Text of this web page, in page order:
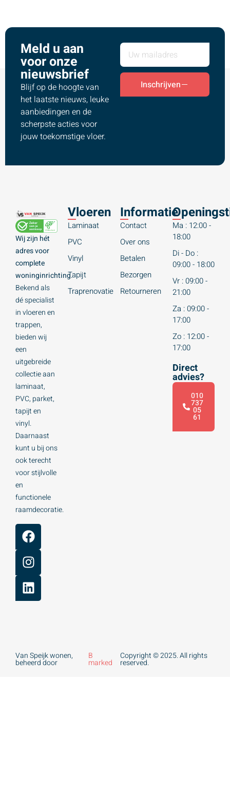
Meld u aan
voor onze
nieuwsbrief
Blijf op de hoogte van
het laatste nieuws, leuke
aanbiedingen en de
scherpste acties voor
jouw toekomstige vloer.
Inschrijven
Wij zijn hét
adres voor
complete
woninginrichting.
Bekend als
dé specialist
in vloeren en
trappen,
bieden wij
een
uitgebreide
collectie aan
laminaat,
PVC, parket,
tapijt en
vinyl.
Daarnaast
kunt u bij ons
ook terecht
voor stijlvolle
en
functionele
raamdecoratie.
Vloeren
Laminaat
PVC
Vinyl
Tapijt
Traprenovatie
Informatie
Contact
Over ons
Betalen
Bezorgen
Retourneren
Ma : 12:00 -
18:00
Di - Do :
09:00 - 18:00
Vr : 09:00 -
21:00
Za : 09:00 -
17:00
Zo : 12:00 -
17:00
Direct
advies?
010
737
05
61
Van Speijk wonen,
beheerd door
B
marked
Copyright © 2025. All rights
reserved.